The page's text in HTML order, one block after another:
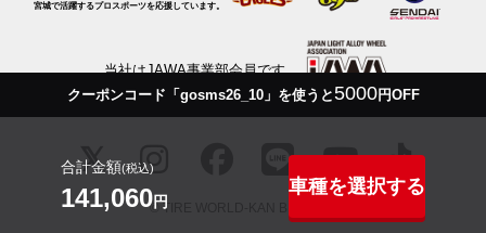
クーポンコード「gosms26_10」を使うと5000円OFF
合計金額(税込)
141,060円
車種を選択する
宮城で活躍するプロスポーツを応援しています。
当社はJAWA事業部会員です
© TIRE WORLD-KAN BEST inc.